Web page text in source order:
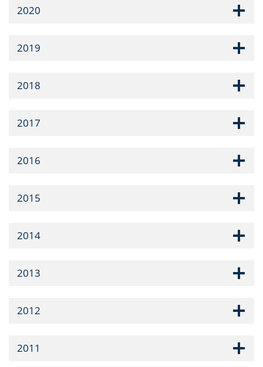
2020
2019
2018
2017
2016
2015
2014
2013
2012
2011